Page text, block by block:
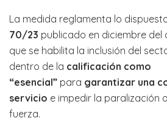
La medida reglamenta lo
70/23 publicado en diciembre del
que se habilita la inclusión del
dentro de la calificación como
“esencial” para garantizar una
servicio e impedir la paralización
fuerza.